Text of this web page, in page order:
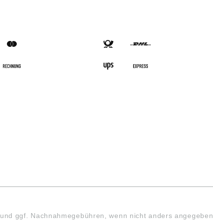
und ggf. Nachnahmegebühren, wenn nicht anders angegeben.